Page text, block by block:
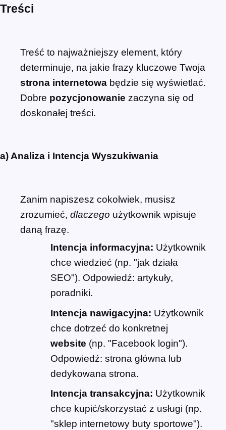
Treści
Treść to najważniejszy element, który
determinuje, na jakie frazy kluczowe Twoja
strona internetowa będzie się wyświetlać.
Dobre pozycjonowanie zaczyna się od
doskonałej treści.
a) Analiza i Intencja Wyszukiwania
Zanim napiszesz cokolwiek, musisz
zrozumieć, dlaczego użytkownik wpisuje
daną frazę.
Intencja informacyjna: Użytkownik
chce wiedzieć (np. "jak działa
SEO"). Odpowiedź: artykuły,
poradniki.
Intencja nawigacyjna: Użytkownik
chce dotrzeć do konkretnej
website (np. "Facebook login").
Odpowiedź: strona główna lub
dedykowana strona.
Intencja transakcyjna: Użytkownik
chce kupić/skorzystać z usługi (np.
"sklep internetowy buty sportowe").